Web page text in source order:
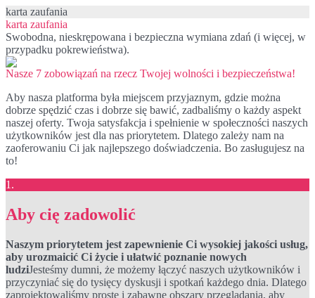
karta zaufania
karta zaufania
Swobodna, nieskrępowana i bezpieczna wymiana zdań (i więcej, w
przypadku pokrewieństwa).
Nasze 7 zobowiązań na rzecz Twojej wolności i bezpieczeństwa!
Aby nasza platforma była miejscem przyjaznym, gdzie można
dobrze spędzić czas i dobrze się bawić, zadbaliśmy o każdy aspekt
naszej oferty. Twoja satysfakcja i spełnienie w społeczności naszych
użytkowników jest dla nas priorytetem. Dlatego zależy nam na
zaoferowaniu Ci jak najlepszego doświadczenia. Bo zasługujesz na
to!
1.
Aby cię zadowolić
Naszym priorytetem jest zapewnienie Ci wysokiej jakości usług,
aby urozmaicić Ci życie i ułatwić poznanie nowych
ludziJesteśmy dumni, że możemy łączyć naszych użytkowników i
przyczyniać się do tysięcy dyskusji i spotkań każdego dnia. Dlatego
zaprojektowaliśmy proste i zabawne obszary przeglądania, aby